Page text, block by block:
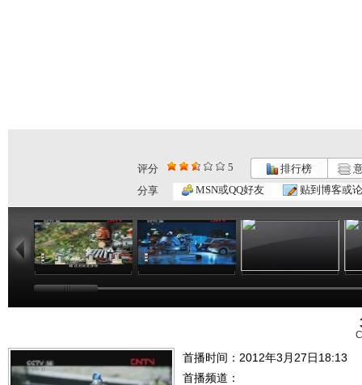
评分 5 排行榜
分享
MSN或QQ好友 贴到博客或
10:32
噢咿噢唱歌...
07:39
噢咿噢唱歌...
10:01
首播时间：2012年3月27日18:13
首播频道：